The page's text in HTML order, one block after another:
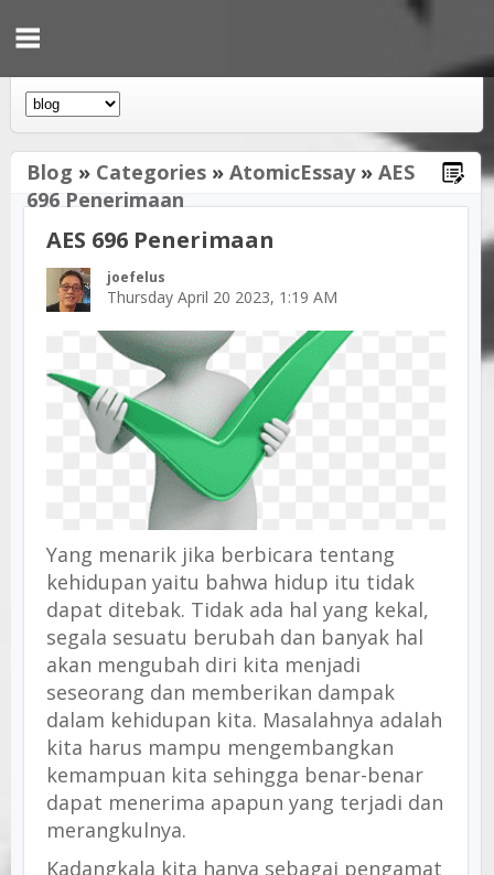
Blog » Categories » AtomicEssay» AES
696 Penerimaan
AES 696 Penerimaan
joefelus
Thursday April 20 2023, 1:19 AM
Yang menarik jika berbicara tentang
kehidupan yaitu bahwa hidup itu tidak
dapat ditebak. Tidak ada hal yang kekal,
segala sesuatu berubah dan banyak hal
akan mengubah diri kita menjadi
seseorang dan memberikan dampak
dalam kehidupan kita. Masalahnya adalah
kita harus mampu mengembangkan
kemampuan kita sehingga benar-benar
dapat menerima apapun yang terjadi dan
merangkulnya.
Kadangkala kita hanya sebagai pengamat